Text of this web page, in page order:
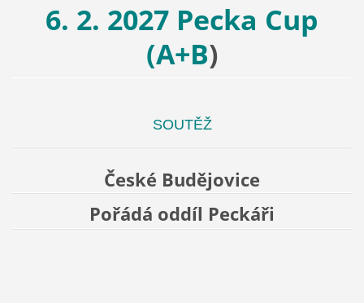
6. 2. 2027 Pecka Cup
(A+B)
SOUTĚŽ
České Budějovice
Pořádá oddíl Peckáři